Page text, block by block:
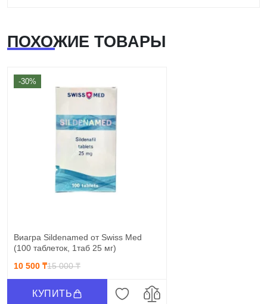
ПОХОЖИЕ ТОВАРЫ
-30%
Виагра Sildenamed от Swiss Med
(100 таблеток, 1таб 25 мг)
10 500 ₸15 000 ₸
КУПИТЬ